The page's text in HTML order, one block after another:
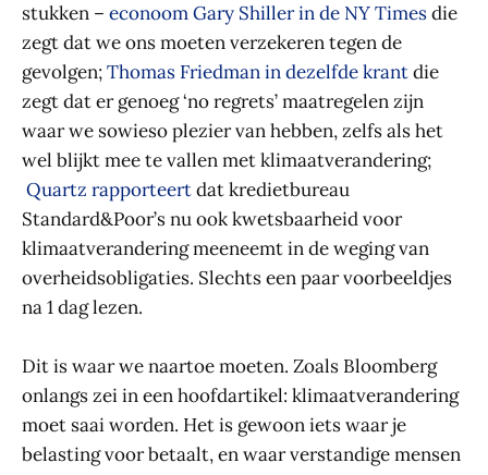
stukken – econoom Gary Shiller in de NY Timesdie
zegt dat we ons moeten verzekeren tegen de
gevolgen;Thomas Friedman in dezelfde krantdie
zegt dat er genoeg ‘no regrets’ maatregelen zijn
waar we sowieso plezier van hebben, zelfs als het
wel blijkt mee te vallen met klimaatverandering;
Quartz rapporteertdat kredietbureau
Standard&Poor’s nu ook kwetsbaarheid voor
klimaatverandering meeneemt in de weging van
overheidsobligaties. Slechts een paar voorbeeldjes
na 1 dag lezen.
Dit is waar we naartoe moeten. Zoals Bloomberg
onlangs zei in een hoofdartikel: klimaatverandering
moet saai worden. Het is gewoon iets waar je
belasting voor betaalt, en waar verstandige mensen